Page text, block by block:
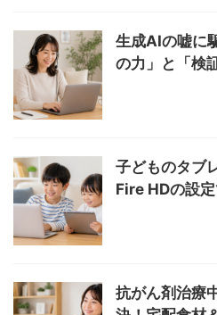
生成AIの嘘に
の力」と「検
子どものタブ
Fire HDの設
抗がん剤治療